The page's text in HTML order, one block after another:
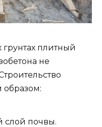
плитный
не
слой почвы.